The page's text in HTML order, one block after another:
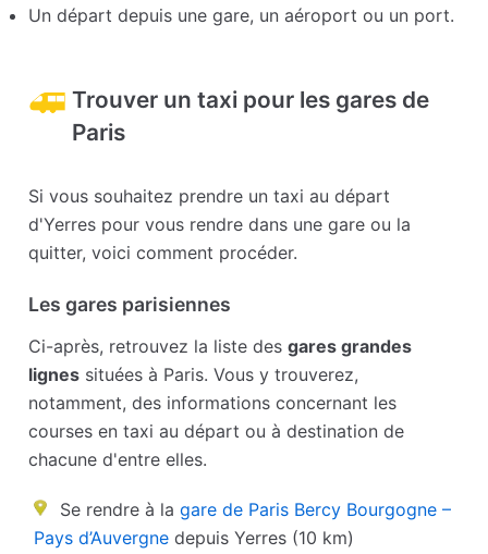
Un départ depuis une gare, un aéroport ou un port.
Trouver un taxi pour les gares de
Paris
Si vous souhaitez prendre un taxi au départ
d'Yerres pour vous rendre dans une gare ou la
quitter, voici comment procéder.
Les gares parisiennes
Ci-après, retrouvez la liste desgares grandes
lignes situées à Paris. Vous y trouverez,
notamment, des informations concernant les
courses en taxi au départ ou à destination de
chacune d'entre elles.
Se rendre à la gare de Paris Bercy Bourgogne –
Pays d’Auvergne depuis Yerres (10 km)